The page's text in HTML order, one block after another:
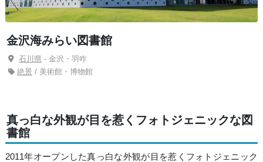
金沢海みらい図書館
石川県- 金沢・羽咋
絶景/ 美術館・博物館
真っ白な外観が目を惹くフォトジェニックな図
書館
2011年オープンした真っ白な外観が目を惹くフォトジェニック